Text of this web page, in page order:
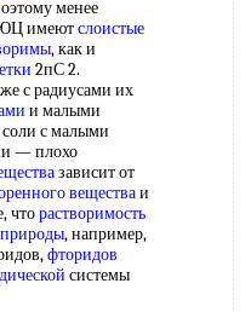
менее
имеютслоистые
, как и
2пС 2.
с радиусами их
и малыми
соли с малыми
— плохо
зависит от
веществаи
чторастворимость
, например,
фторидов
системы